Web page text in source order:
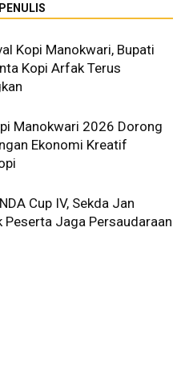
Kopi Manokwari, Bupati
Kopi Arfak Terus
Manokwari 2026 Dorong
Ekonomi Kreatif
Cup IV, Sekda Jan
Peserta Jaga Persaudaraan